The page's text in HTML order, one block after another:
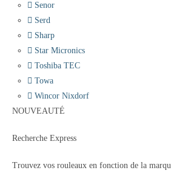
Senor
Serd
Sharp
Star Micronics
Toshiba TEC
Towa
Wincor Nixdorf
NOUVEAUTÉ
Recherche Express
Trouvez vos rouleaux en fonction de la